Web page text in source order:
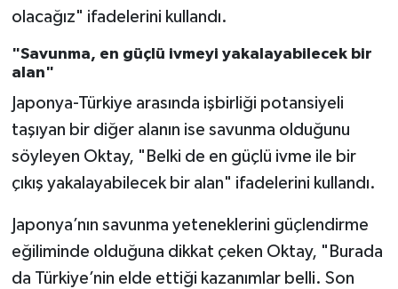
olacağız" ifadelerini kullandı.
"Savunma, en güçlü ivmeyi yakalayabilecek bir
alan"
Japonya-Türkiye arasında işbirliği potansiyeli
taşıyan bir diğer alanın ise savunma olduğunu
söyleyen Oktay, "Belki de en güçlü ivme ile bir
çıkış yakalayabilecek bir alan" ifadelerini kullandı.
Japonya’nın savunma yeteneklerini güçlendirme
eğiliminde olduğuna dikkat çeken Oktay, "Burada
da Türkiye’nin elde ettiği kazanımlar belli. Son